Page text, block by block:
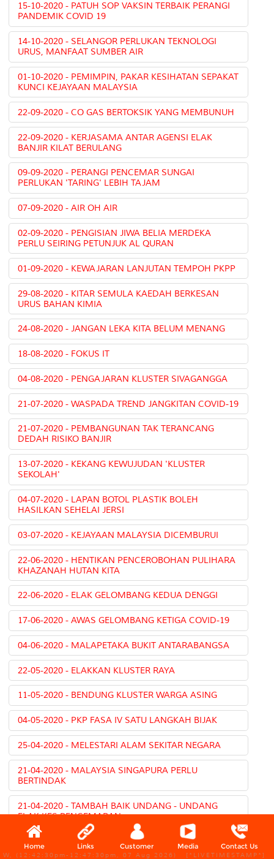
15-10-2020 - PATUH SOP VAKSIN TERBAIK PERANGI
PANDEMIK COVID 19
14-10-2020 - SELANGOR PERLUKAN TEKNOLOGI
URUS, MANFAAT SUMBER AIR
01-10-2020 - PEMIMPIN, PAKAR KESIHATAN SEPAKAT
KUNCI KEJAYAAN MALAYSIA
22-09-2020 - CO GAS BERTOKSIK YANG MEMBUNUH
22-09-2020 - KERJASAMA ANTAR AGENSI ELAK
BANJIR KILAT BERULANG
09-09-2020 - PERANGI PENCEMAR SUNGAI
PERLUKAN 'TARING' LEBIH TAJAM
07-09-2020 - AIR OH AIR
02-09-2020 - PENGISIAN JIWA BELIA MERDEKA
PERLU SEIRING PETUNJUK AL QURAN
01-09-2020 - KEWAJARAN LANJUTAN TEMPOH PKPP
29-08-2020 - KITAR SEMULA KAEDAH BERKESAN
URUS BAHAN KIMIA
24-08-2020 - JANGAN LEKA KITA BELUM MENANG
18-08-2020 - FOKUS IT
04-08-2020 - PENGAJARAN KLUSTER SIVAGANGGA
21-07-2020 - WASPADA TREND JANGKITAN COVID-19
21-07-2020 - PEMBANGUNAN TAK TERANCANG
DEDAH RISIKO BANJIR
13-07-2020 - KEKANG KEWUJUDAN 'KLUSTER
SEKOLAH'
04-07-2020 - LAPAN BOTOL PLASTIK BOLEH
HASILKAN SEHELAI JERSI
03-07-2020 - KEJAYAAN MALAYSIA DICEMBURUI
22-06-2020 - HENTIKAN PENCEROBOHAN PULIHARA
KHAZANAH HUTAN KITA
22-06-2020 - ELAK GELOMBANG KEDUA DENGGI
17-06-2020 - AWAS GELOMBANG KETIGA COVID-19
04-06-2020 - MALAPETAKA BUKIT ANTARABANGSA
22-05-2020 - ELAKKAN KLUSTER RAYA
11-05-2020 - BENDUNG KLUSTER WARGA ASING
04-05-2020 - PKP FASA IV SATU LANGKAH BIJAK
25-04-2020 - MELESTARI ALAM SEKITAR NEGARA
21-04-2020 - MALAYSIA SINGAPURA PERLU
BERTINDAK
21-04-2020 - TAMBAH BAIK UNDANG - UNDANG
ELAK KES PENCEMARAN
27-02-2020 - USAH MENYESAL JIKA HUTAN PAYA
GAMBUT HILANG
Home Links Customer Media Contact Us
W, (12:42:30pm-12:47:30pm, 07 Aug 2026) [*LIVETIMESTAMP*]